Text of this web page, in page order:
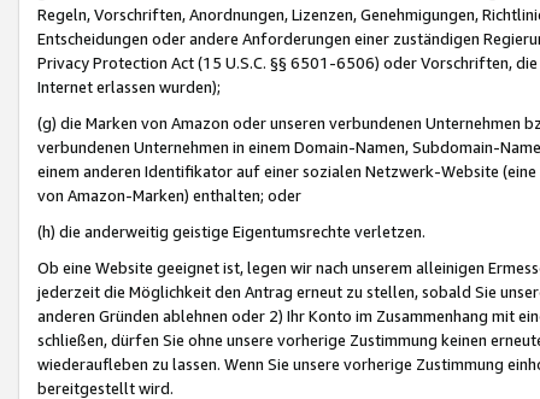
Regeln, Vorschriften, Anordnungen, Lizenzen, Genehmigungen,
Entscheidungen oder andere Anforderungen einer zuständigen
Privacy Protection Act (15 U.S.C. §§ 6501-6506) oder Vorschriften,
Internet erlassen wurden);
(g) die Marken von Amazon oder unseren verbundenen Unternehmen
verbundenen Unternehmen in einem Domain-Namen, Subdomain-
einem anderen Identifikator auf einer sozialen Netzwerk-Website
von Amazon-Marken) enthalten; oder
(h) die anderweitig geistige Eigentumsrechte verletzen.
Ob eine Website geeignet ist, legen wir nach unserem alleinigen
jederzeit die Möglichkeit den Antrag erneut zu stellen, sobald Sie
anderen Gründen ablehnen oder 2) Ihr Konto im Zusammenhang mit
schließen, dürfen Sie ohne unsere vorherige Zustimmung keinen
wiederaufleben zu lassen. Wenn Sie unsere vorherige Zustimmung
bereitgestellt wird.